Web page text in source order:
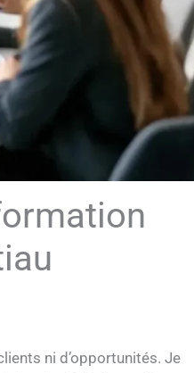
ni d’opportunités. Je